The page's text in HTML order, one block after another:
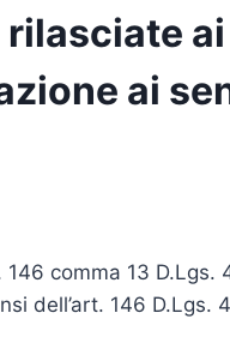
ai
ai
comma 13
dell’art. 146 D.Lgs.